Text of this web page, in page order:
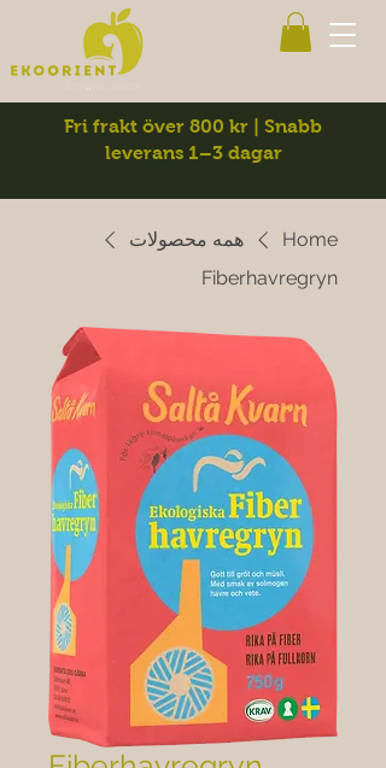
Fri frakt över 800 kr | Snabb
leverans 1–3 dagar
Home
همه محصولات
Fiberhavregryn